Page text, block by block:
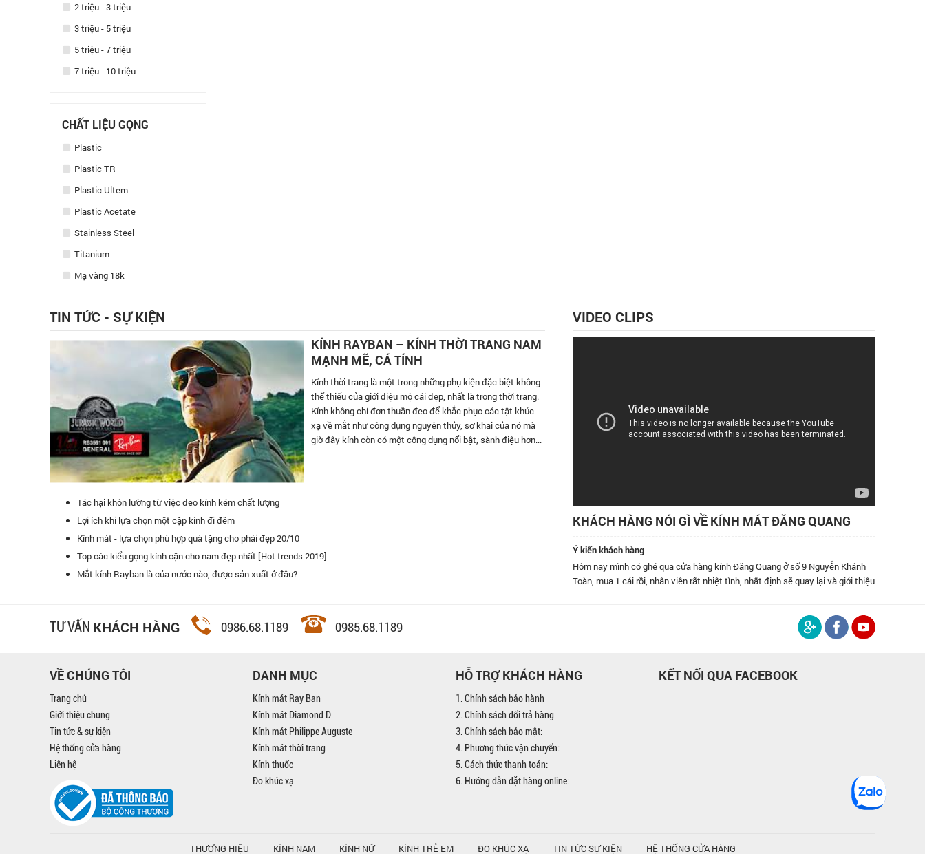
2 triệu - 3 triệu
3 triệu - 5 triệu
5 triệu - 7 triệu
7 triệu - 10 triệu
CHẤT LIỆU GỌNG
Plastic
Plastic TR
Plastic Ultem
Plastic Acetate
Stainless Steel
Titanium
Mạ vàng 18k
TIN TỨC - SỰ KIỆN
KÍNH RAYBAN – KÍNH THỜI TRANG NAM
MẠNH MẼ, CÁ TÍNH
Kính thời trang là một trong những phụ kiện đặc biệt không
thể thiếu của giới điệu mộ cái đẹp, nhất là trong thời trang.
Kính không chỉ đơn thuần đeo để khắc phục các tật khúc
xạ về mắt như công dụng nguyên thủy, sơ khai của nó mà
giờ đây kính còn có một công dụng nổi bật, sành điệu hơn...
Tác hại khôn lường từ việc đeo kính kém chất lượng
Lợi ích khi lựa chọn một cặp kính đi đêm
Kính mát - lựa chọn phù hợp quà tặng cho phái đẹp 20/10
Top các kiểu gọng kính cận cho nam đẹp nhất [Hot trends 2019]
Mắt kính Rayban là của nước nào, được sản xuất ở đâu?
VIDEO CLIPS
KHÁCH HÀNG NÓI GÌ VỀ KÍNH MÁT ĐĂNG QUANG
Ý kiến khách hàng
luôn là điểm đến yêu thích và hàng đầu của tôi.
tin tưởng vào kính mắt ở hệ thống.
Hôm nay mình có ghé qua cửa hàng kính Đăng Quang ở số 9 Nguyễn Khánh
Toàn, mua 1 cái rồi, nhân viên rất nhiệt tình, nhất định sẽ quay lại và giới thiệu
TƯ VẤN KHÁCH HÀNG 0986.68.1189 0985.68.1189
VỀ CHÚNG TÔI
Trang chủ
Giới thiệu chung
Tin tức & sự kiện
Hệ thống cửa hàng
Liên hệ
DANH MỤC
Kính mát Ray Ban
Kính mát Diamond D
Kính mát Philippe Auguste
Kính mát thời trang
Kính thuốc
Đo khúc xạ
HỖ TRỢ KHÁCH HÀNG
1. Chính sách bảo hành
2. Chính sách đổi trả hàng
3. Chính sách bảo mật:
4. Phương thức vận chuyển:
5. Cách thức thanh toán:
6. Hướng dẫn đặt hàng online:
KẾT NỐI QUA FACEBOOK
THƯƠNG HIỆU KÍNH NAM KÍNH NỮ KÍNH TRẺ EM ĐO KHÚC XẠ TIN TỨC SỰ KIỆN HỆ THỐNG CỬA HÀNG